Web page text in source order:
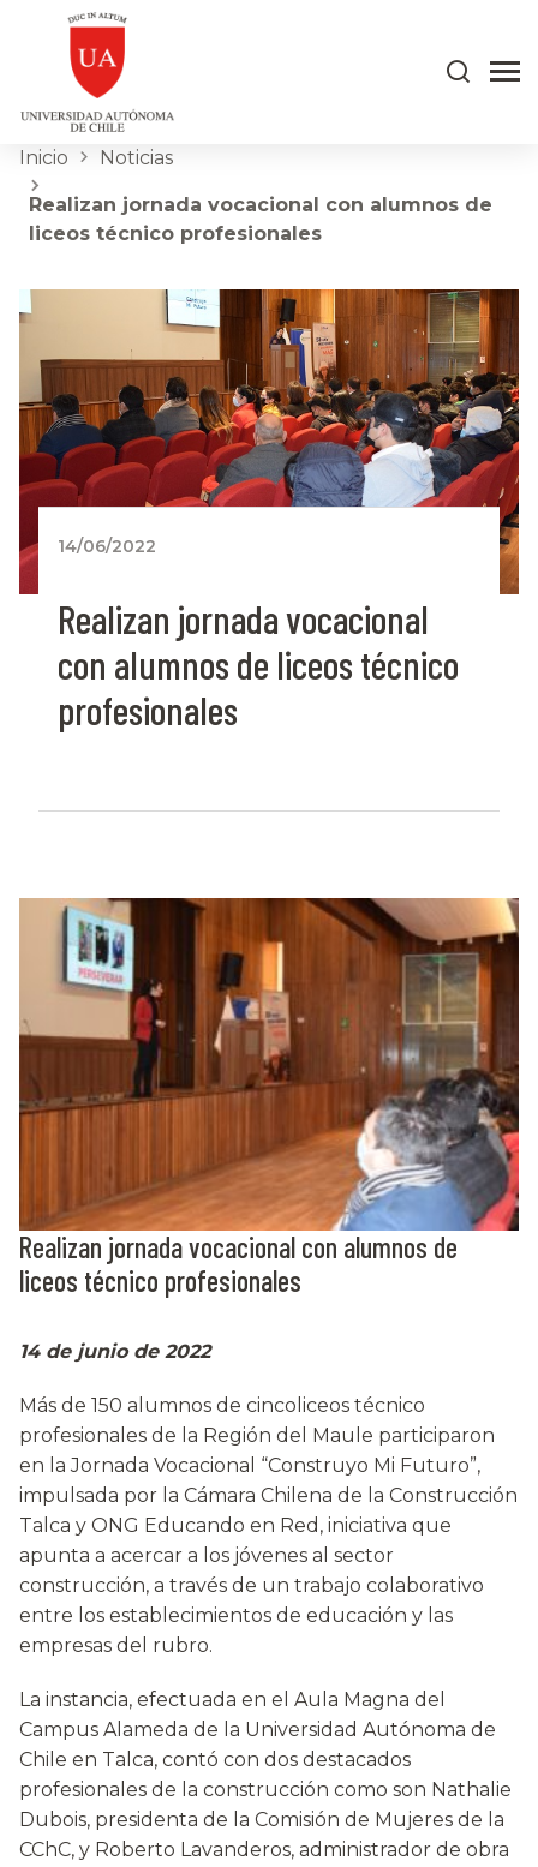
Inicio Noticias
Realizan jornada vocacional con alumnos de
liceos técnico profesionales
14/06/2022
Realizan jornada vocacional
con alumnos de liceos técnico
profesionales
Realizan jornada vocacional con alumnos de
liceos técnico profesionales
14 de junio de 2022
Más de 150 alumnos de cincoliceos técnico
profesionales de la Región del Maule participaron
en la Jornada Vocacional “Construyo Mi Futuro”,
impulsada por la Cámara Chilena de la Construcción
Talca y ONG Educando en Red, iniciativa que
apunta a acercar a los jóvenes al sector
construcción, a través de un trabajo colaborativo
entre los establecimientos de educación y las
empresas del rubro.
La instancia, efectuada en el Aula Magna del
Campus Alameda de la Universidad Autónoma de
Chile en Talca, contó con dos destacados
profesionales de la construcción como son Nathalie
Dubois, presidenta de la Comisión de Mujeres de la
CChC, y Roberto Lavanderos, administrador de obra